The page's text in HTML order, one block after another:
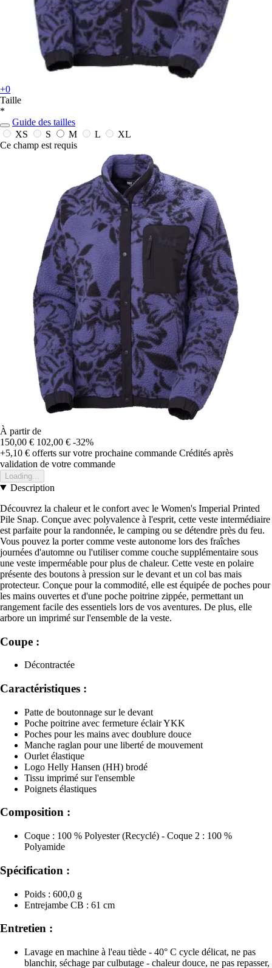
+0
Taille
*
Guide des tailles
XS
S M L
XL
Ce champ est requis
À partir de
150,00 € 102,00 € -32%
+5,10 € offerts sur votre prochaine commande Crédités après
validation de votre commande
Loading...
Description
Découvrez la chaleur et le confort avec le Women's Imperial Printed
Pile Snap. Conçue avec polyvalence à l'esprit, cette veste intermédiaire
est parfaite pour la randonnée, le camping ou se détendre près du feu.
Vous pouvez la porter comme veste autonome lors des fraîches
journées d'automne ou l'utiliser comme couche supplémentaire sous
une veste imperméable pour plus de chaleur. Cette veste en polaire
présente des boutons à pression sur le devant et un col bas mais
protecteur. Conçue pour la commodité, elle est équipée de poches pour
les mains ouvertes et d'une poche poitrine zippée, permettant un
rangement facile des essentiels lors de vos aventures. De plus, elle
arbore un imprimé sur l'ensemble de la veste.
Coupe :
Décontractée
Caractéristiques :
Patte de boutonnage sur le devant
Poche poitrine avec fermeture éclair YKK
Poches pour les mains avec doublure douce
Manche raglan pour une liberté de mouvement
Ourlet élastique
Logo Helly Hansen (HH) brodé
Tissu imprimé sur l'ensemble
Poignets élastiques
Composition :
Coque : 100 % Polyester (Recyclé) - Coque 2 : 100 %
Polyamide
Spécification :
Poids : 600,0 g
Entrejambe CB : 61 cm
Entretien :
Lavage en machine à l'eau tiède - 40° C cycle délicat, ne pas
blanchir, séchage par culbutage - chaleur douce, ne pas repasser,